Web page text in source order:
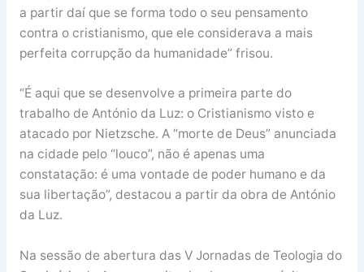
a partir daí que se forma todo o seu pensamento
contra o cristianismo, que ele considerava a mais
perfeita corrupção da humanidade” frisou.
“É aqui que se desenvolve a primeira parte do
trabalho de António da Luz: o Cristianismo visto e
atacado por Nietzsche. A “morte de Deus” anunciada
na cidade pelo “louco”, não é apenas uma
constatação: é uma vontade de poder humano e da
sua libertação”, destacou a partir da obra de António
da Luz.
Na sessão de abertura das V Jornadas de Teologia do